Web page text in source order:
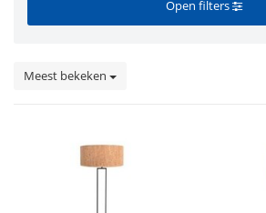
Open filters
Meest bekeken